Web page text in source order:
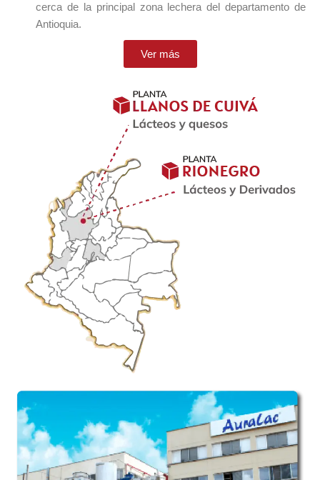
cerca de la principal zona lechera del departamento de
Antioquia.
Ver más